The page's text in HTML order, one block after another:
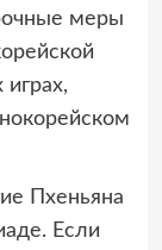
меры
Пхеньяна
Если